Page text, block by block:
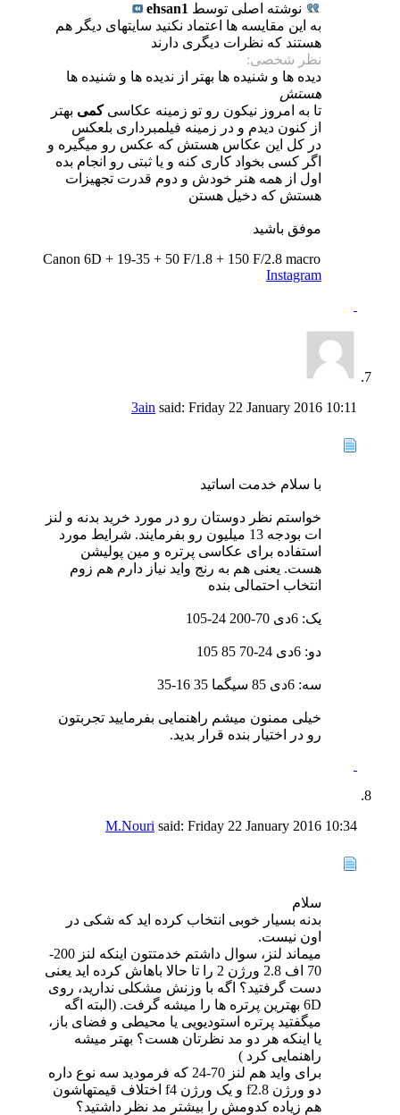
نوشته اصلی توسط ehsan1
به این مقایسه ها اعتماد نکنید سایتهای دیگر هم
هستند که نظرات دیگری دارند
نظر شخصی:
دیده ها و شنیده ها بهتر از ندیده ها و شنیده ها
هستش
تا به امروز نیکون رو تو زمینه عکاسیکمی بهتر
از کنون دیدم و در زمینه فیلمبرداری بلعکس
در کل این عکاس هستش که عکس رو میگیره و
اگر کسی بخواد کاری کنه و یا ثبتی رو انجام بده
اول از همه هنر خودش و دوم قدرت تجهیزات
هستش که دخیل هستن
موفق باشید
Canon 6D + 19-35 + 50 F/1.8 + 150 F/2.8 macro
Instagram
3ain said: Friday 22 January 2016 10:11
با سلام خدمت اساتید
خواستم نظر دوستان رو در مورد خرید بدنه و لنز
ات بودجه 13 میلیون رو بفرمایند. شرایط مورد
استفاده برای عکاسی پرتره و مین پولیشن
هست. یعنی هم به رنج واید نیاز دارم هم زوم
انتخاب احتمالی بنده
یک: 6دی 70-200 24-105
دو: 6دی 24-70 85 105
سه: 6دی 85 سیگما 35 16-35
خیلی ممنون میشم راهنمایی بفرمایید تجربتون
رو در اختیار بنده قرار بدید.
M.Nouri said: Friday 22 January 2016 10:34
سلام
بدنه بسیار خوبی انتخاب کرده اید که شکی در
اون نیست.
میماند لنز، سوال داشتم خدمتتون اینکه لنز 200-
70 اف 2.8 ورژن 2 را تا حالا باهاش کرده اید یعنی
دست گرفتید؟ اگه با وزنش مشکلی ندارید، روی
6D بهترین پرتره ها را میشه گرفت. (البته اگه
میگفتید پرتره استودیویی یا محیطی و فضای باز،
یا اینکه هر دو مد نظرتان هست؟ بهتر میشه
راهنمایی کرد )
برای واید هم لنز 70-24 که فرمودید سه نوع داره
دو ورژن f2.8 و یک ورژن f4 اختلاف قیمتهاشون
هم زیاده کدومش را بیشتر مد نظر داشتید؟